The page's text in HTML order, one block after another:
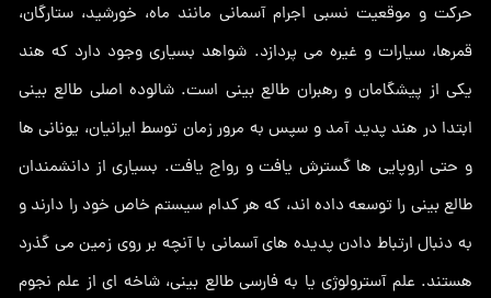
حرکت و موقعیت نسبی اجرام آسمانی مانند ماه، خورشید، ستارگان،
قمرها، سیارات و غیره می پردازد. شواهد بسیاری وجود دارد که هند
یکی از پیشگامان و رهبران طالع بینی است. شالوده اصلی طالع بینی
ابتدا در هند پدید آمد و سپس به مرور زمان توسط ایرانیان، یونانی ها
و حتی اروپایی ها گسترش یافت و رواج یافت. بسیاری از دانشمندان
طالع بینی را توسعه داده اند، که هر کدام سیستم خاص خود را دارند و
به دنبال ارتباط دادن پدیده های آسمانی با آنچه بر روی زمین می گذرد
هستند. علم آسترولوژی یا به فارسی طالع بینی، شاخه ای از علم نجوم